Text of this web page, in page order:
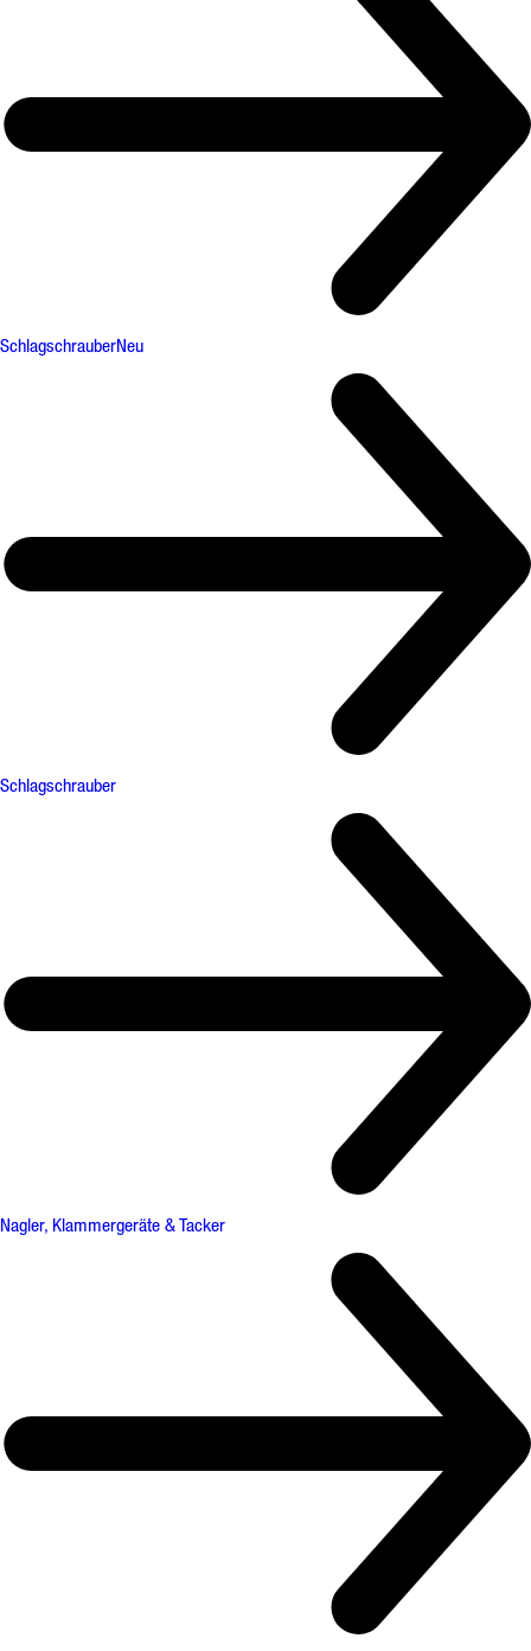
SchlagschrauberNeu
Schlagschrauber
Nagler, Klammergeräte & Tacker